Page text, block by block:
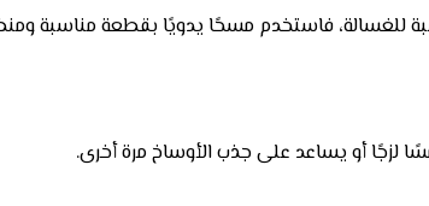
للغسالة، فاستخدم مسحًا يدويًا بقطعة مناسبة
لزجًا أو يساعد على جذب الأوساخ مرة أخرى.